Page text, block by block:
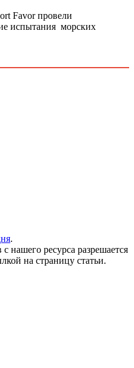
Favor провели
испытания морских
.
нашего ресурса разрешается
на страницу статьи.